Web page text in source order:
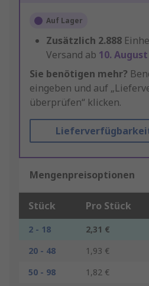
Auf Lager
Zusätzlich 2.888
Versand ab 10.
Sie benötigen mehr?
eingeben und auf
überprüfen“ klicken.
Mengenpreisoptionen
Stück Pro Stück
2 - 18 2,31 €
20 - 48
1,93 €
50 - 98
1,82 €